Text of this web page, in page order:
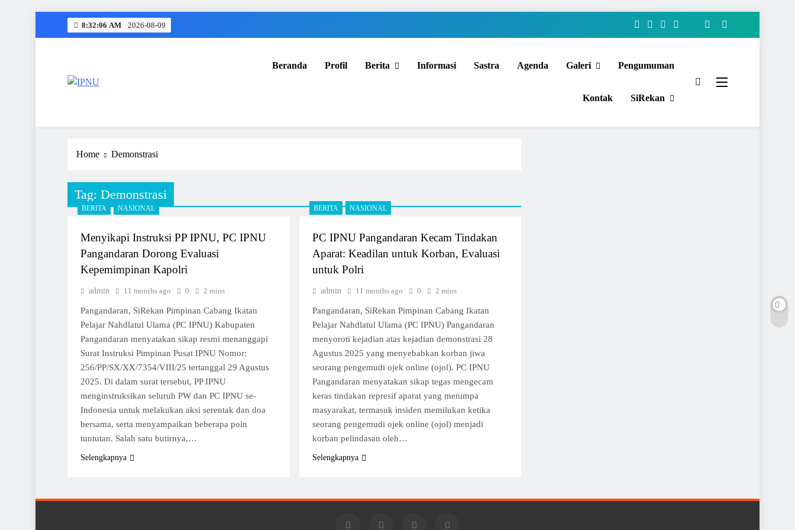
8:32:06 AM 2026-08-09
Beranda Profil Berita Informasi Sastra Agenda Galeri Pengumuman
Kontak SiRekan
Home Demonstrasi
Tag: Demonstrasi
BERITA NASIONAL
Menyikapi Instruksi PP IPNU, PC IPNU
Pangandaran Dorong Evaluasi
Kepemimpinan Kapolri
admin 11 months ago 0 2 mins
Pangandaran, SiRekan Pimpinan Cabang Ikatan
Pelajar Nahdlatul Ulama (PC IPNU) Kabupaten
Pangandaran menyatakan sikap resmi menanggapi
Surat Instruksi Pimpinan Pusat IPNU Nomor:
256/PP/SX/XX/7354/VIII/25 tertanggal 29 Agustus
2025. Di dalam surat tersebut, PP IPNU
menginstruksikan seluruh PW dan PC IPNU se-
Indonesia untuk melakukan aksi serentak dan doa
bersama, serta menyampaikan beberapa poin
tuntutan. Salah satu butirnya,…
Selengkapnya
BERITA NASIONAL
PC IPNU Pangandaran Kecam Tindakan
Aparat: Keadilan untuk Korban, Evaluasi
untuk Polri
admin 11 months ago 0 2 mins
Pangandaran, SiRekan Pimpinan Cabang Ikatan
Pelajar Nahdlatul Ulama (PC IPNU) Pangandaran
menyoroti kejadian atas kejadian demonstrasi 28
Agustus 2025 yang menyebabkan korban jiwa
seorang pengemudi ojek online (ojol). PC IPNU
Pangandaran menyatakan sikap tegas mengecam
keras tindakan represif aparat yang menimpa
masyarakat, termasuk insiden memilukan ketika
seorang pengemudi ojek online (ojol) menjadi
korban pelindasan oleh…
Selengkapnya